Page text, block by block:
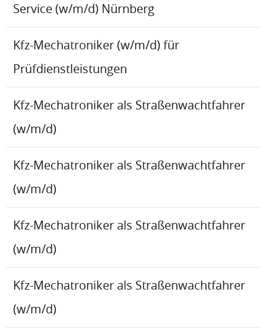
Service (w/m/d) Nürnberg
Kfz-Mechatroniker (w/m/d) für
Prüfdienstleistungen
Kfz-Mechatroniker als Straßenwachtfahrer
(w/m/d)
Kfz-Mechatroniker als Straßenwachtfahrer
(w/m/d)
Kfz-Mechatroniker als Straßenwachtfahrer
(w/m/d)
Kfz-Mechatroniker als Straßenwachtfahrer
(w/m/d)